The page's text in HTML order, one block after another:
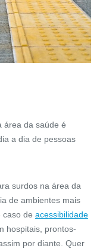
área da saúde é
a dia de pessoas
surdos na área da
de ambientes mais
caso de acessibilidade
hospitais, prontos-
por diante. Quer